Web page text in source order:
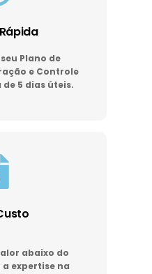
Plano de
e Controle
de 5 dias úteis.
abaixo do
expertise na